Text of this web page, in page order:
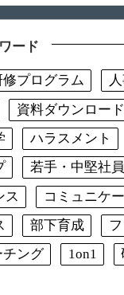
ード
修プログラム
資料ダウンロード
ハラスメント
若手・中堅社員
ス
コミュニケ
部下育成
チング 1on1